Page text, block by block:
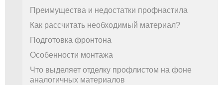
Преимущества и недостатки профнастила
Как рассчитать необходимый материал?
Подготовка фронтона
Особенности монтажа
Что выделяет отделку профлистом на фоне
аналогичных материалов